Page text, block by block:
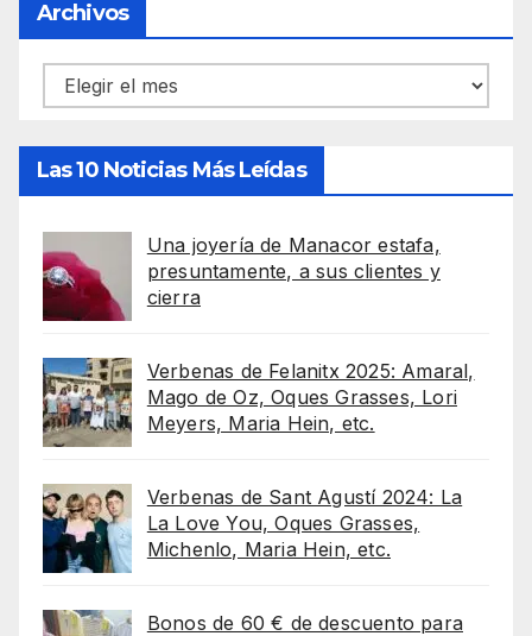
Archivos
Archivos
Las 10 Noticias Más Leídas
Una joyería de Manacor estafa,
presuntamente, a sus clientes y
cierra
Verbenas de Felanitx 2025: Amaral,
Mago de Oz, Oques Grasses, Lori
Meyers, Maria Hein, etc.
Verbenas de Sant Agustí 2024: La
La Love You, Oques Grasses,
Michenlo, Maria Hein, etc.
Bonos de 60 € de descuento para